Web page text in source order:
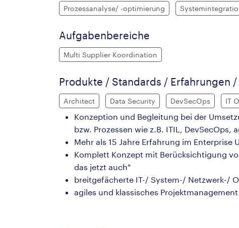
Prozessanalyse/ -optimierung
Aufgabenbereiche
Multi Supplier Koordination
Produkte / Standards / Erfahrungen
Architect Data Security DevSecOps IT
Konzeption und Begleitung bei der
bzw. Prozessen wie z.B. ITIL, DevSecOps,
Mehr als 15 Jahre Erfahrung im Enterprise
Komplett Konzept mit Berücksichtigung
das jetzt auch"
breitgefächerte IT-/ System-/ Netzwerk-/
agiles und klassisches Projektmanagement